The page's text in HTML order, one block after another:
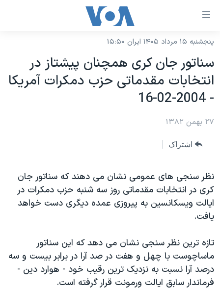
لینکهای
دسترسی
جهش
به
محتوای
اصلی
صفحه
به
جستجو
نسخه سبک وب‌سایت
موضوع ها
آمریکا
جهان
گزیده‌ها
ویژه برنامه‌ها
حقوق شهروندی
اقتصادی
علم و فناوری
برنامه های تلویزیونی
جدول برنامه ها
صفحه‌های ویژه
عملیات خشم حماسی
۲۵۰سالگی آمریکا
انتخابات ریاست جمهوری آمریکا ۲۰۲۴
حمله جمهوری اسلامی به اسرائیل
رمز مهسا
پخش رادیویی
یادگیری زبان انگلیسی
پنجشنبه ۱۵ مرداد ۱۴۰۵ ایران ۱۵:۵۰
سناتور جان کری همچنان پيشتاز در
انتخابات مقدماتی حزب دمکرات آمريکا
- 2004-02-16
۲۷ بهمن ۱۳۸۲
اشتراک
نظر سنجی های عمومی نشان می دهند که سناتور جان
کری در انتخابات مقدماتی روز سه شنبه حزب دمکرات در
ايالت ويسکانسين به پيروزی عمده ديگری دست خواهد
يافت.
تازه ترين نظر سنجی نشان می دهد که اين سناتور
ماساچوست با چهل و هفت در صد آرا در برابر بيست و سه
درصد آرا نسبت به نزديک ترين رقيب خود - هوارد دين -
فرماندار سابق ايالت ورمونت قرار گرفته است.